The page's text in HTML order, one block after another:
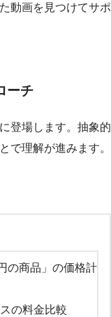
動画を見つけてサポ
ーチ
登場します。抽象的
で理解が進みます。
の商品」の価格計
の料金比較